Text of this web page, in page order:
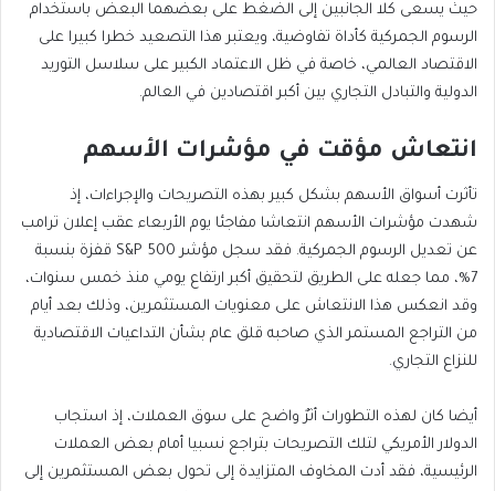
حيث يسعى كلا الجانبين إلى الضغط على بعضهما البعض باستخدام
الرسوم الجمركية كأداة تفاوضية، ويعتبر هذا التصعيد خطرا كبيرا على
الاقتصاد العالمي، خاصة في ظل الاعتماد الكبير على سلاسل التوريد
الدولية والتبادل التجاري بين أكبر اقتصادين في العالم.
انتعاش مؤقت في مؤشرات الأسهم
تأثرت أسواق الأسهم بشكل كبير بهذه التصريحات والإجراءات، إذ
شهدت مؤشرات الأسهم انتعاشا مفاجئا يوم الأربعاء عقب إعلان ترامب
عن تعديل الرسوم الجمركية. فقد سجل مؤشر S&P 500 قفزة بنسبة
7%، مما جعله على الطريق لتحقيق أكبر ارتفاع يومي منذ خمس سنوات،
وقد انعكس هذا الانتعاش على معنويات المستثمرين، وذلك بعد أيام
من التراجع المستمر الذي صاحبه قلق عام بشأن التداعيات الاقتصادية
للنزاع التجاري.
أيضا كان لهذه التطورات أثرٌ واضح على سوق العملات، إذ استجاب
الدولار الأمريكي لتلك التصريحات بتراجع نسبيا أمام بعض العملات
الرئيسية، فقد أدت المخاوف المتزايدة إلى تحول بعض المستثمرين إلى